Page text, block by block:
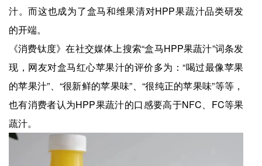
汁。而这也成为了盒马和维果清对HPP果蔬汁品类研发
的开端。
《消费钛度》在社交媒体上搜索“盒马HPP果蔬汁”词条发
现，网友对盒马红心苹果汁的评价多为：“喝过最像苹果
的苹果汁”、“很新鲜的苹果味”、“很纯正的苹果味”等等，
也有消费者认为HPP果蔬汁的口感要高于NFC、FC等果
蔬汁。